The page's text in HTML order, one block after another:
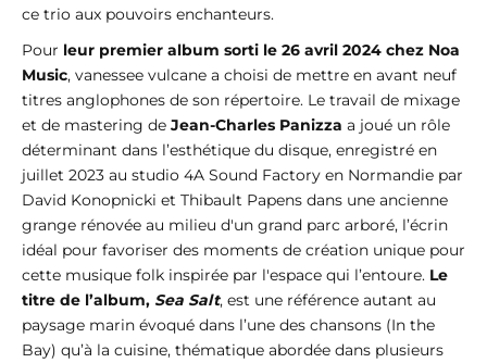
ce trio aux pouvoirs enchanteurs.
Pour leur premier album sorti le 26 avril 2024 chez Noa
Music, vanessee vulcane a choisi de mettre en avant neuf
titres anglophones de son répertoire. Le travail de mixage
et de mastering de Jean-Charles Panizza a joué un rôle
déterminant dans l’esthétique du disque, enregistré en
juillet 2023 au studio 4A Sound Factory en Normandie par
David Konopnicki et Thibault Papens dans une ancienne
grange rénovée au milieu d'un grand parc arboré, l’écrin
idéal pour favoriser des moments de création unique pour
cette musique folk inspirée par l'espace qui l’entoure. Le
titre de l’album, Sea Salt, est une référence autant au
paysage marin évoqué dans l’une des chansons (In the
Bay) qu’à la cuisine, thématique abordée dans plusieurs